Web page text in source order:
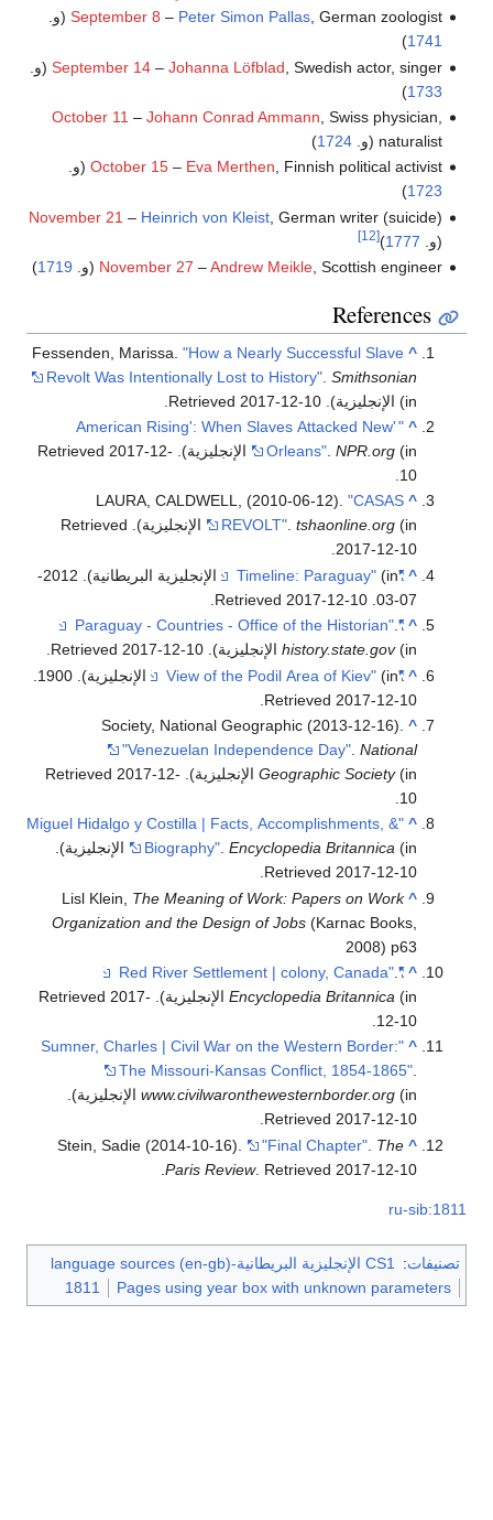
September 8 – Peter Simon Pallas, German zoologist (و.
1741
)
September 14– Johanna Löfblad , Swedish actor, singer (و.
1733
)
October 11 – Johann Conrad Ammann , Swiss physician,
naturalist (و.
1724
)
October 15– Eva Merthen, Finnish political activist (و.
1723
)
November 21 – Heinrich von Kleist, German writer (suicide)
(و. 1777
)
[12]
November 27 –Andrew Meikle, Scottish engineer (و. 1719
)
References
^
Fessenden, Marissa."How a Nearly Successful Slave
Revolt Was Intentionally Lost to History" .Smithsonian
(in الإنجليزية)
. Retrieved
2017-12-10
^
"
'American Rising': When Slaves Attacked New
Orleans" .NPR.org (in الإنجليزية) . Retrieved
2017-12-
10
^
LAURA, CALDWELL, (2010-06-12)."CASAS
REVOLT".tshaonline.org (in الإنجليزية)
. Retrieved
2017-12-10
.
^
"Timeline: Paraguay"
(in الإنجليزية البريطانية). 2012-
07-03
. Retrieved
2017-12-10
^
"Paraguay - Countries - Office of the Historian"
.
history.state.gov(in الإنجليزية) . Retrieved
2017-12-10
^
"View of the Podil Area of Kiev"(in الإنجليزية). 1900
Retrieved 2017-12-10
^
Society, National Geographic (2013-12-16).
"Venezuelan Independence Day" .National
Geographic Society(in الإنجليزية) . Retrieved
2017-12-
10
^
"Miguel Hidalgo y Costilla | Facts, Accomplishments, &
Biography".Encyclopedia Britannica (in الإنجليزية)
.
Retrieved2017-12-10
.
^
Lisl Klein, The Meaning of Work: Papers on Work
Organization and the Design of Jobs (Karnac Books,
2008) p63
^
"Red River Settlement | colony, Canada"
.
Encyclopedia Britannica (in الإنجليزية) . Retrieved
2017-
12-10
^
"Sumner, Charles | Civil War on the Western Border:
The Missouri-Kansas Conflict, 1854-1865".
www.civilwaronthewesternborder.org (in الإنجليزية)
.
Retrieved2017-12-10
.
^
Stein, Sadie (2014-10-16). "Final Chapter" The
Paris Review. Retrieved 2017-12-10
.
ru-sib:1811
تصنيفات:
CS1 الإنجليزية البريطانية-language sources (en-gb)
Pages using year box with unknown parameters
1811